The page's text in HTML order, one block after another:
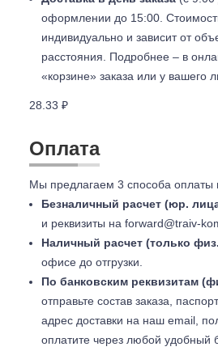
оформлении до 15:00.
индивидуально и зависит от
расстояния. Подробнее – в
«корзине» заказа или у вашего
28.33 ₽
Оплата
Мы предлагаем 3 способа оплаты
Безналичный расчет (юр.
и реквизиты на forward@traiv-
Наличный расчет (только
офисе до отгрузки.
По банковским реквизитам
отправьте состав заказа,
адрес доставки на наш email,
оплатите через любой удобный